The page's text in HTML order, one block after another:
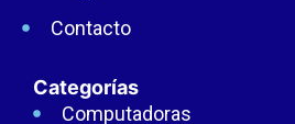
Contacto
Categorías
Computadoras